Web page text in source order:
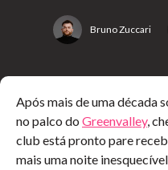
Bruno Zuccari
Após mais de uma década
no palco do Greenvalley,
club está pronto pare
mais uma noite